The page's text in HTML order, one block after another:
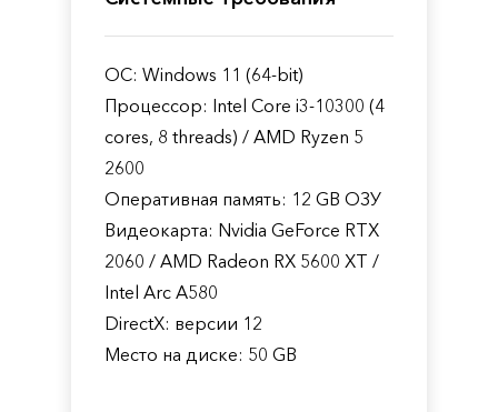
ОС: Windows 11 (64-bit)
Процессор: Intel Core i3-10300 (4
cores, 8 threads) / AMD Ryzen 5
2600
Оперативная память: 12 GB ОЗУ
Видеокарта: Nvidia GeForce RTX
2060 / AMD Radeon RX 5600 XT /
Intel Arc A580
DirectX: версии 12
Место на диске: 50 GB